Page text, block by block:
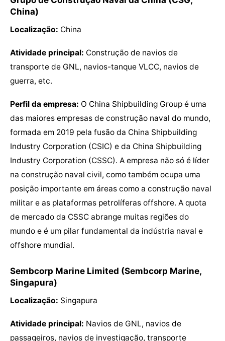
China)
Localização: China
Atividade principal: Construção de navios de
transporte de GNL, navios-tanque VLCC, navios de
guerra, etc.
Perfil da empresa: O China Shipbuilding Group é uma
das maiores empresas de construção naval do mundo,
formada em 2019 pela fusão da China Shipbuilding
Industry Corporation (CSIC) e da China Shipbuilding
Industry Corporation (CSSC). A empresa não só é líder
na construção naval civil, como também ocupa uma
posição importante em áreas como a construção naval
militar e as plataformas petrolíferas offshore. A quota
de mercado da CSSC abrange muitas regiões do
mundo e é um pilar fundamental da indústria naval e
offshore mundial.
Sembcorp Marine Limited (Sembcorp Marine,
Singapura)
Localização: Singapura
Atividade principal: Navios de GNL, navios de
passageiros, navios de investigação, transporte